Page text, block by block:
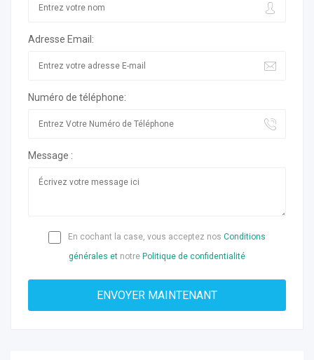
Adresse Email:
Numéro de téléphone:
Message :
En cochant la case, vous acceptez nos Conditions
générales et notre Politique de confidentialité